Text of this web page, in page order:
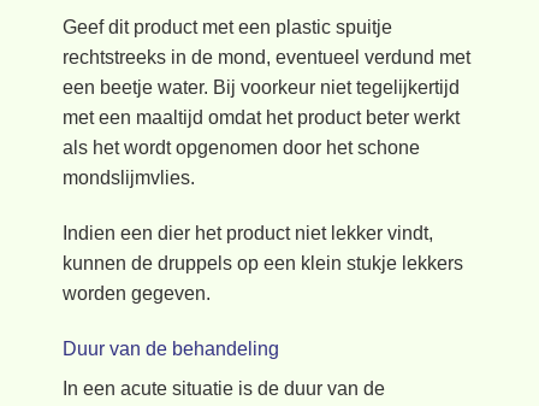
Geef dit product met een plastic spuitje
rechtstreeks in de mond, eventueel verdund met
een beetje water. Bij voorkeur niet tegelijkertijd
met een maaltijd omdat het product beter werkt
als het wordt opgenomen door het schone
mondslijmvlies.
Indien een dier het product niet lekker vindt,
kunnen de druppels op een klein stukje lekkers
worden gegeven.
Duur van de behandeling
In een acute situatie is de duur van de